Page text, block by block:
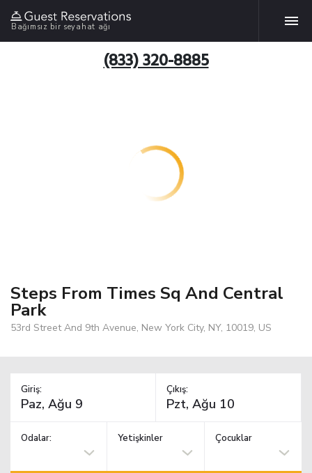
Bağımsız bir seyahat ağı
(833) 320-8885
Steps From Times Sq And Central
Park
53rd Street And 9th Avenue, New York City, NY, 10019, US
Giriş: Çıkış:
Odalar: Yetişkinler Çocuklar